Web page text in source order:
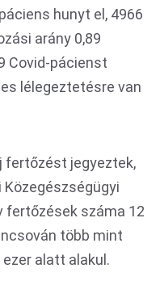
hunyt el, 4966
arány 0,89
Covid-pácienst
lélegeztetésre van
fertőzést jegyeztek,
Közegészségügyi
fertőzések száma 12
több mint
alatt alakul.